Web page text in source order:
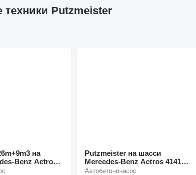
Putzmeister
на
Benz Actros
26m pumi,
Putzmeister на шасси
Mercedes-Benz Actros 4141
8x4 Putzmeister 26m+9m3,
Автобетононасос